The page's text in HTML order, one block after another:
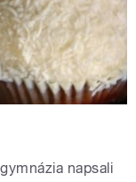
napsali